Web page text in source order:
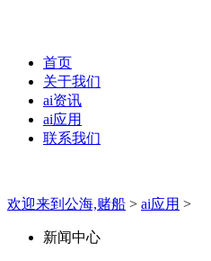
首页
关于我们
ai资讯
ai应用
联系我们
欢迎来到公海,赌船 > ai应用 >
新闻中心